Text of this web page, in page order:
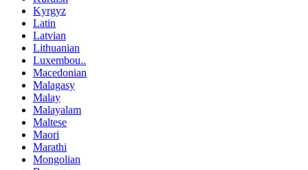
Kyrgyz
Latin
Latvian
Lithuanian
Luxembou..
Macedonian
Malagasy
Malay
Malayalam
Maltese
Maori
Marathi
Mongolian